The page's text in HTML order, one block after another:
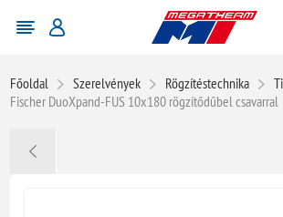
Főoldal Szerelvények Rögzítéstechnika
Fischer DuoXpand-FUS 10x180 rögzítődűbel csavarral